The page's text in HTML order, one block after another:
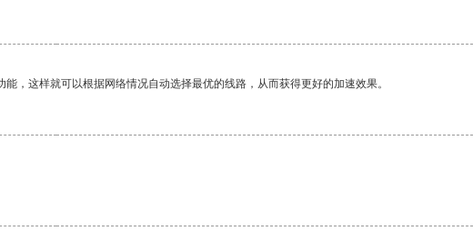
，这样就可以根据网络情况自动选择最优的线路，从而获得更好的加速效果。